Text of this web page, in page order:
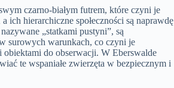
czarno-białym futrem, które czyni je
ich hierarchiczne społeczności są naprawdę
nazywane „statkami pustyni”, są
surowych warunkach, co czyni je
do obserwacji. W Eberswalde
te wspaniałe zwierzęta w bezpiecznym i